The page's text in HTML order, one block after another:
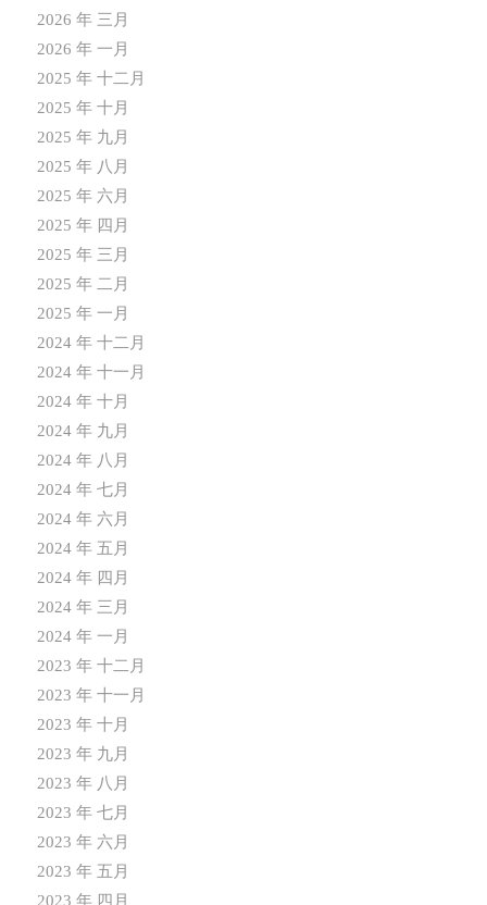
2026 年 三月
2026 年 一月
2025 年 十二月
2025 年 十月
2025 年 九月
2025 年 八月
2025 年 六月
2025 年 四月
2025 年 三月
2025 年 二月
2025 年 一月
2024 年 十二月
2024 年 十一月
2024 年 十月
2024 年 九月
2024 年 八月
2024 年 七月
2024 年 六月
2024 年 五月
2024 年 四月
2024 年 三月
2024 年 一月
2023 年 十二月
2023 年 十一月
2023 年 十月
2023 年 九月
2023 年 八月
2023 年 七月
2023 年 六月
2023 年 五月
2023 年 四月